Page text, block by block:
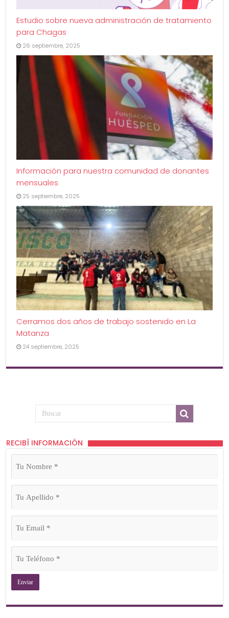
Estudio sobre nueva administración de tratamiento
para Chagas
26 septiembre, 2025
Información para nuestra comunidad de donantes
mensuales
25 septiembre, 2025
Cerramos dos años de trabajo sostenido en La
Matanza
24 septiembre, 2025
RECIBÍ INFORMACIÓN
Tu
Nombre
Tu
Apellido
Tu
Email
Tu
Teléfono